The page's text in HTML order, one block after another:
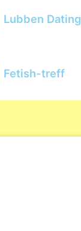
Lubben Dating
Fetish-treff